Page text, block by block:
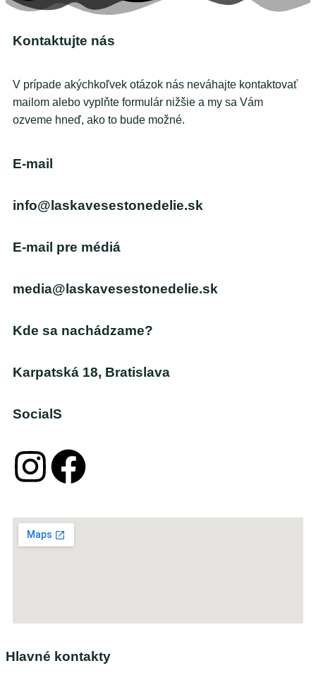
Kontaktujte nás
V prípade akýchkoľvek otázok nás neváhajte kontaktovať
mailom alebo vyplňte formulár nižšie a my sa Vám
ozveme hneď, ako to bude možné.
E-mail
info@laskavesestonedelie.sk
E-mail pre médiá
media@laskavesestonedelie.sk
Kde sa nachádzame?
Karpatská 18, Bratislava
SocialS
Hlavné kontakty